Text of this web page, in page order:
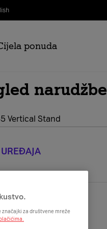
ponuda
narudžbe
Vertical Stand
za društvene mreže